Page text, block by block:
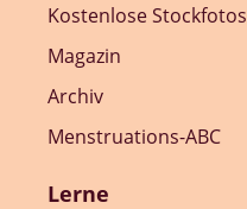
Kostenlose Stockfotos
Magazin
Archiv
Menstruations-ABC
Lerne